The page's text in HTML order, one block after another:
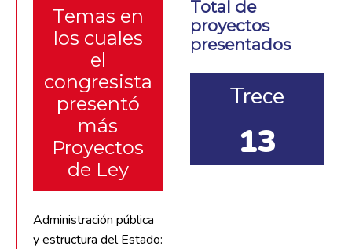
Temas en
los cuales
el
congresista
presentó
más
Proyectos
de Ley
Administración pública
y estructura del Estado:
Total de
proyectos
presentados
Trece
13